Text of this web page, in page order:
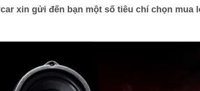
xin gửi đến bạn một số tiêu chí chọn mua